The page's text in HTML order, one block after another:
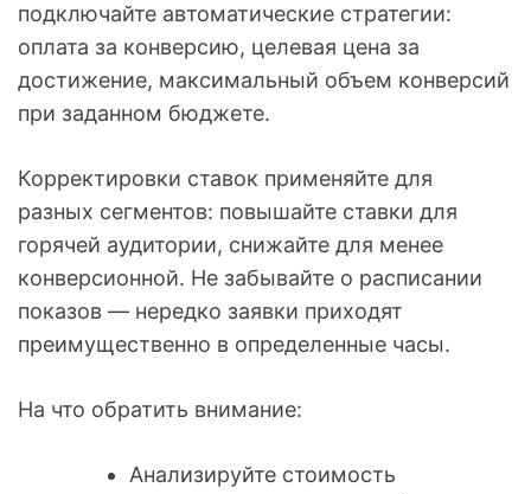
подключайте автоматические стратегии:
оплата за конверсию, целевая цена за
достижение, максимальный объем конверсий
при заданном бюджете.
Корректировки ставок применяйте для
разных сегментов: повышайте ставки для
горячей аудитории, снижайте для менее
конверсионной. Не забывайте о расписании
показов — нередко заявки приходят
преимущественно в определенные часы.
На что обратить внимание:
Анализируйте стоимость